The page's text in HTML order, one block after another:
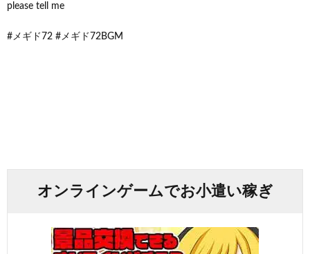
please tell me
#メギド72 #メギド72BGM
オンラインゲームでお小遣い稼ぎ